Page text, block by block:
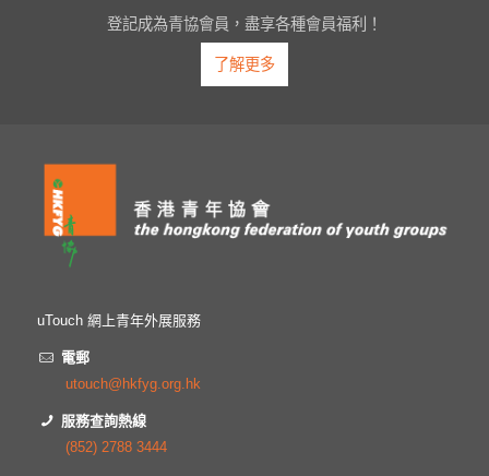
登記成為青協會員，盡享各種會員福利！
了解更多
uTouch 網上青年外展服務
電郵
utouch@hkfyg.org.hk
服務查詢熱線
(852) 2788 3444